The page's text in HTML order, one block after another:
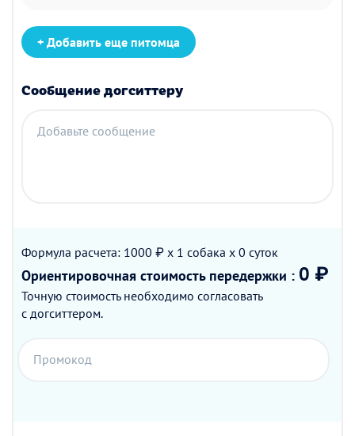
+ Добавить еще питомца
Сообщение догситтеру
Добавьте сообщение
Формула расчета: 1000 ₽ x 1 собака x 0 суток
Ориентировочная стоимость передержки : 0 ₽
Точную стоимость необходимо согласовать
с догситтером.
Промокод